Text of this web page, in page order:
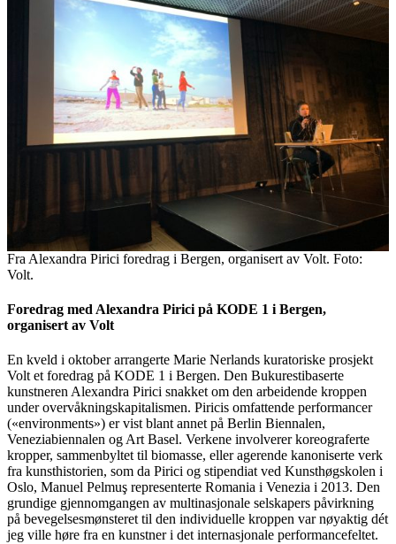
Fra Alexandra Pirici foredrag i Bergen, organisert av Volt. Foto:
Volt.
Foredrag med Alexandra Pirici på KODE 1 i Bergen,
organisert av Volt
En kveld i oktober arrangerte Marie Nerlands kuratoriske prosjekt
Volt et foredrag på KODE 1 i Bergen. Den Bukurestibaserte
kunstneren Alexandra Pirici snakket om den arbeidende kroppen
under overvåkningskapitalismen. Piricis omfattende performancer
(«environments») er vist blant annet på Berlin Biennalen,
Veneziabiennalen og Art Basel. Verkene involverer koreograferte
kropper, sammenbyltet til biomasse, eller agerende kanoniserte verk
fra kunsthistorien, som da Pirici og stipendiat ved Kunsthøgskolen i
Oslo, Manuel Pelmuş representerte Romania i Venezia i 2013. Den
grundige gjennomgangen av multinasjonale selskapers påvirkning
på bevegelsesmønsteret til den individuelle kroppen var nøyaktig dét
jeg ville høre fra en kunstner i det internasjonale performancefeltet.